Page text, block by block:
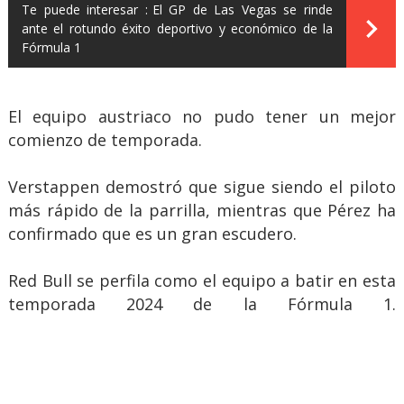
Te puede interesar : El GP de Las Vegas se rinde
ante el rotundo éxito deportivo y económico de la
Fórmula 1
El equipo austriaco no pudo tener un mejor
comienzo de temporada.
Verstappen demostró que sigue siendo el piloto
más rápido de la parrilla, mientras que Pérez ha
confirmado que es un gran escudero.
Red Bull se perfila como el equipo a batir en esta
temporada 2024 de la Fórmula 1.